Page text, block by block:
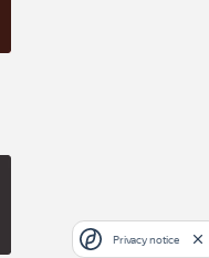
Privacy notice